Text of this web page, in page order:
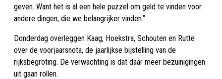
geven. Want het is al een hele puzzel om geld te vinden voor
andere dingen, die we belangrijker vinden.”
Donderdag overleggen Kaag, Hoekstra, Schouten en Rutte
over de voorjaarsnota, de jaarlijkse bijstelling van de
rijksbegroting. De verwachting is dat daar meer bezuinigingen
uit gaan rollen.